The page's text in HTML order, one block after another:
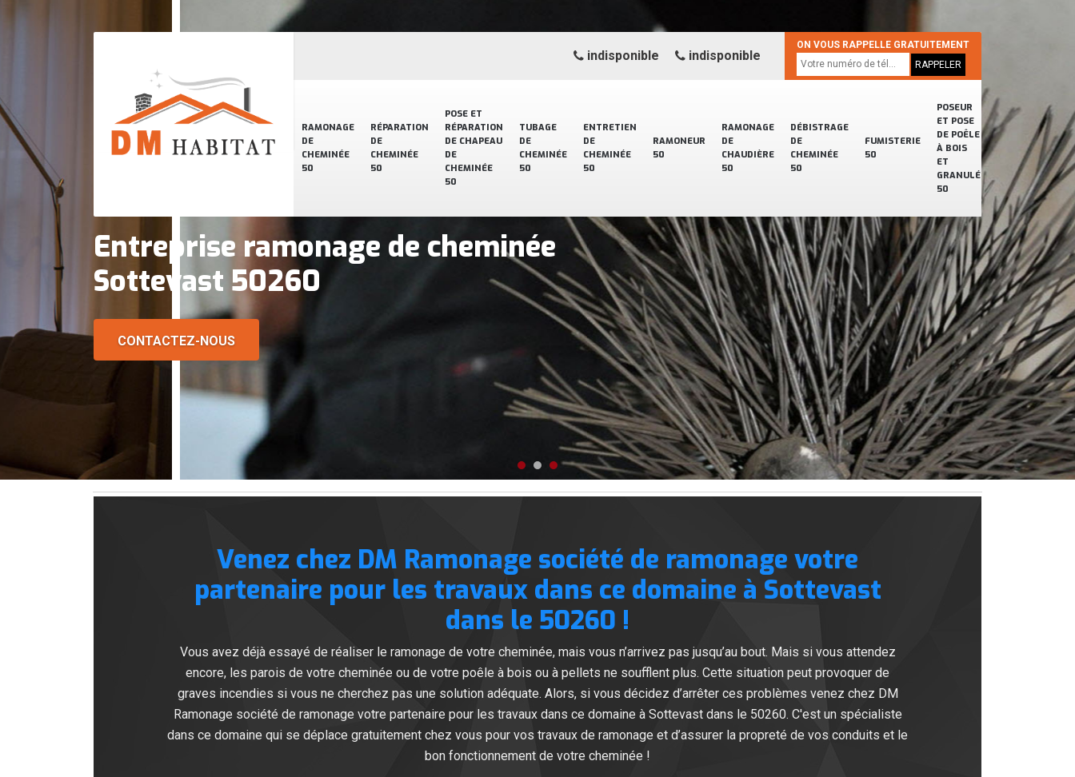
RAMONAGE
DE
CHEMINÉE
50
RÉPARATION
DE
CHEMINÉE
50
POSE ET
RÉPARATION
DE CHAPEAU
DE
CHEMINÉE
50
TUBAGE
DE
CHEMINÉE
50
ENTRETIEN
DE
CHEMINÉE
50
RAMONEUR
50
RAMONAGE
DE
CHAUDIÈRE
50
DÉBISTRAGE
DE
CHEMINÉE
50
FUMISTERIE
50
POSEUR
ET POSE
DE POÊLE
À BOIS
ET
GRANULÉ
50
indisponible indisponible
ON VOUS RAPPELLE GRATUITEMENT
Entreprise ramonage de cheminée
Sottevast 50260
CONTACTEZ-NOUS
Venez chez DM Ramonage société de ramonage votre
partenaire pour les travaux dans ce domaine à Sottevast
dans le 50260 !
Vous avez déjà essayé de réaliser le ramonage de votre cheminée, mais vous n’arrivez pas jusqu’au bout. Mais si vous attendez
encore, les parois de votre cheminée ou de votre poêle à bois ou à pellets ne soufflent plus. Cette situation peut provoquer de
graves incendies si vous ne cherchez pas une solution adéquate. Alors, si vous décidez d’arrêter ces problèmes venez chez DM
Ramonage société de ramonage votre partenaire pour les travaux dans ce domaine à Sottevast dans le 50260. C'est un spécialiste
dans ce domaine qui se déplace gratuitement chez vous pour vos travaux de ramonage et d’assurer la propreté de vos conduits et le
bon fonctionnement de votre cheminée !